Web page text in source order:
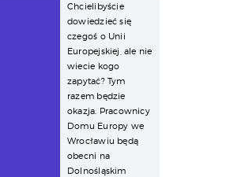
Chcielibyście
dowiedzieć się
czegoś o Unii
Europejskiej, ale nie
wiecie kogo
zapytać? Tym
razem będzie
okazja. Pracownicy
Domu Europy we
Wrocławiu będą
obecni na
Dolnośląskim